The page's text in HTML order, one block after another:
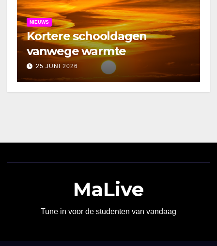
NIEUWS
Kortere schooldagen
vanwege warmte
25 JUNI 2026
MaLive
Tune in voor de studenten van vandaag